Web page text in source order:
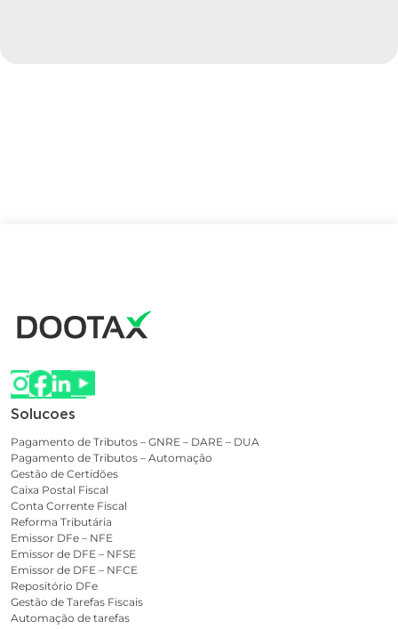
Solucoes
Pagamento de Tributos – GNRE – DARE – DUA
Pagamento de Tributos – Automação
Gestão de Certidões
Caixa Postal Fiscal
Conta Corrente Fiscal
Reforma Tributária
Emissor DFe – NFE
Emissor de DFE – NFSE
Emissor de DFE – NFCE
Repositório DFe
Gestão de Tarefas Fiscais
Automação de tarefas